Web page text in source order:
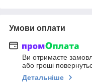
Умови оплати
Ви отримаєте
або гроші
Детальніше